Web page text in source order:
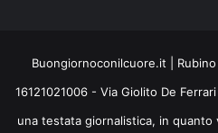
Buongiornoconilcuore.it |
16121021006 - Via Giolito De
una testata giornalistica, in quanto